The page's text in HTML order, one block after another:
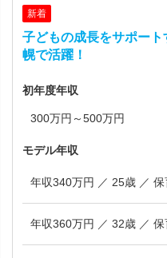
新着
子どもの成長をサポー
幌で活躍！
初年度年収
300万円～500万円
モデル年収
年収340万
年収360万